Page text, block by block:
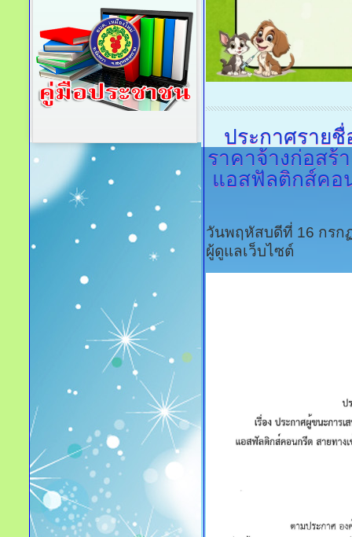
ประกาศราย
ราคาจ้างก่อสร้
แอสฟัลติกส์คอ
วันพฤหัสบดีที่ 16 กรก
ผู้ดูแลเว็บไซต์